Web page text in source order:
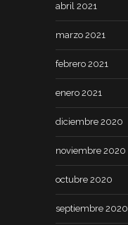
abril 2021
marzo 2021
febrero 2021
enero 2021
diciembre 2020
noviembre 2020
octubre 2020
septiembre 2020